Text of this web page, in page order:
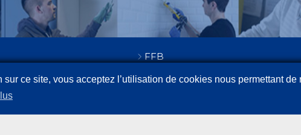
FFB
ce site, vous acceptez l’utilisation de cookies nous permettant